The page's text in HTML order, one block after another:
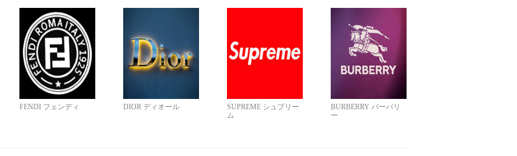
FENDI フェンディ DIOR ディオール
SUPREME シュプリー
ム
BURBERRY バーバリ
ー